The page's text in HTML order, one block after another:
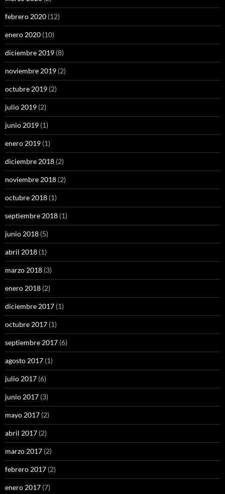
febrero 2020 (12)
enero 2020 (10)
diciembre 2019 (8)
noviembre 2019 (2)
octubre 2019 (2)
julio 2019 (2)
junio 2019 (1)
enero 2019 (1)
diciembre 2018 (2)
noviembre 2018 (2)
octubre 2018 (1)
septiembre 2018 (1)
junio 2018 (5)
abril 2018 (1)
marzo 2018 (3)
enero 2018 (2)
diciembre 2017 (1)
octubre 2017 (1)
septiembre 2017 (6)
agosto 2017 (1)
julio 2017 (6)
junio 2017 (3)
mayo 2017 (2)
abril 2017 (2)
marzo 2017 (2)
febrero 2017 (2)
enero 2017 (7)